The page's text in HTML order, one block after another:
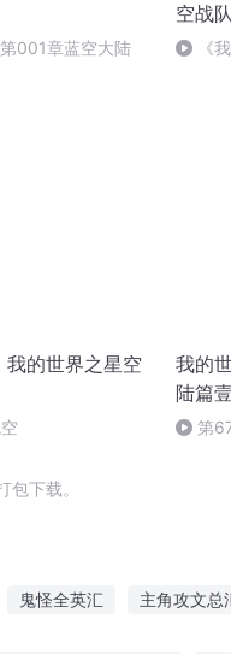
第001章蓝空大陆
空战队
《
我的世界之星空
我的
陆篇壹
第
下载。
鬼怪全英汇 主角攻文总